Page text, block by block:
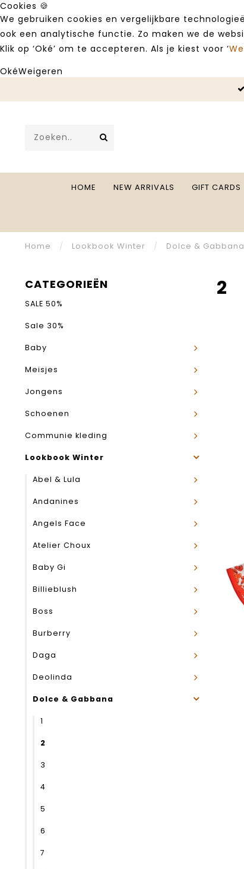
Cookies 🍪
We gebruiken cookies en vergelijkbare
ook een analytische functie. Zo maken we de
Klik op ‘Oké’ om te accepteren. Als je kiest voor ‘
OkéWeigeren
HOME NEW ARRIVALS GIFT CARDS
Home / Lookbook Winter / Dolce & Gabbana
CATEGORIEËN
SALE 50%
Sale 30%
Baby
Meisjes
Jongens
Schoenen
Communie kleding
Lookbook Winter
Abel & Lula
Andanines
Angels Face
Atelier Choux
Baby Gi
Billieblush
Boss
Burberry
Daga
Deolinda
Dolce & Gabbana
1
2
3
4
5
6
7
2